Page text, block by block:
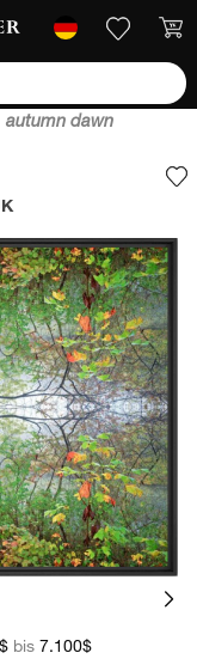
autumn dawn
bis 7.100$